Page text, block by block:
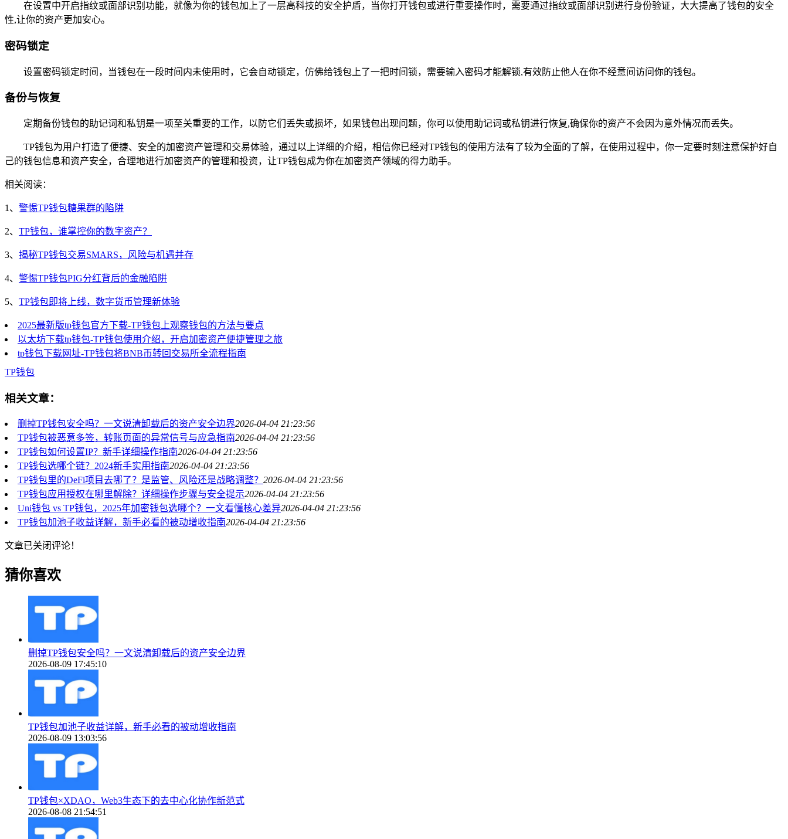
在设置中开启指纹或面部识别功能，就像为你的钱包加上了一层高科技的安全护盾，当你打开钱包或进行重要操作时，需要通过指纹或面部识别进行身份验证，大大提高了钱包的安全
性,让你的资产更加安心。
密码锁定
设置密码锁定时间，当钱包在一段时间内未使用时，它会自动锁定，仿佛给钱包上了一把时间锁，需要输入密码才能解锁,有效防止他人在你不经意间访问你的钱包。
备份与恢复
定期备份钱包的助记词和私钥是一项至关重要的工作，以防它们丢失或损坏，如果钱包出现问题，你可以使用助记词或私钥进行恢复,确保你的资产不会因为意外情况而丢失。
TP钱包为用户打造了便捷、安全的加密资产管理和交易体验，通过以上详细的介绍，相信你已经对TP钱包的使用方法有了较为全面的了解，在使用过程中，你一定要时刻注意保护好自
己的钱包信息和资产安全，合理地进行加密资产的管理和投资，让TP钱包成为你在加密资产领域的得力助手。
相关阅读：
1、 警惕TP钱包糖果群的陷阱
2、 TP钱包，谁掌控你的数字资产？
3、 揭秘TP钱包交易SMARS，风险与机遇并存
4、 警惕TP钱包PIG分红背后的金融陷阱
5、 TP钱包即将上线，数字货币管理新体验
2025最新版tp钱包官方下载-TP钱包上观察钱包的方法与要点
以太坊下载tp钱包-TP钱包使用介绍，开启加密资产便捷管理之旅
tp钱包下载网址-TP钱包将BNB币转回交易所全流程指南
TP钱包
相关文章：
删掉TP钱包安全吗？一文说清卸载后的资产安全边界2026-04-04 21:23:56
TP钱包被恶意多签，转账页面的异常信号与应急指南2026-04-04 21:23:56
TP钱包如何设置IP？新手详细操作指南2026-04-04 21:23:56
TP钱包选哪个链？2024新手实用指南2026-04-04 21:23:56
TP钱包里的DeFi项目去哪了？是监管、风险还是战略调整？ 2026-04-04 21:23:56
TP钱包应用授权在哪里解除？详细操作步骤与安全提示2026-04-04 21:23:56
Uni钱包 vs TP钱包，2025年加密钱包选哪个？一文看懂核心差异2026-04-04 21:23:56
TP钱包加池子收益详解，新手必看的被动增收指南2026-04-04 21:23:56
文章已关闭评论！
猜你喜欢
删掉TP钱包安全吗？一文说清卸载后的资产安全边界
2026-08-09 17:45:10
TP钱包加池子收益详解，新手必看的被动增收指南
2026-08-09 13:03:56
TP钱包×XDAO，Web3生态下的去中心化协作新范式
2026-08-08 21:54:51